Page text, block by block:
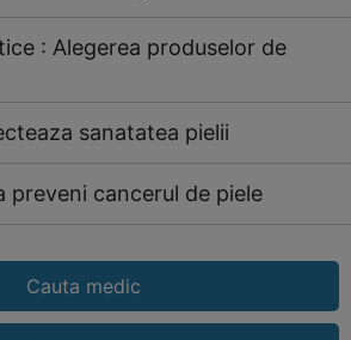
: Alegerea produselor de
sanatatea pielii
preveni cancerul de piele
Cauta medic